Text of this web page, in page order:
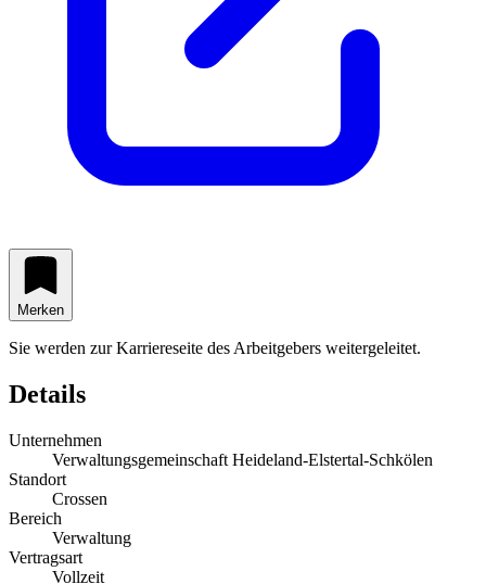
Merken
Sie werden zur Karriereseite des Arbeitgebers weitergeleitet.
Details
Unternehmen
Verwaltungsgemeinschaft Heideland-Elstertal-Schkölen
Standort
Crossen
Bereich
Verwaltung
Vertragsart
Vollzeit